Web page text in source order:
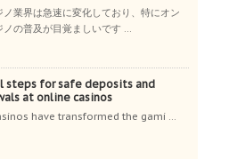
ノ業界は急速に変化しており、特にオン
ノの普及が目覚ましいです ...
steps for safe deposits and
at online casinos
have transformed the gami ...